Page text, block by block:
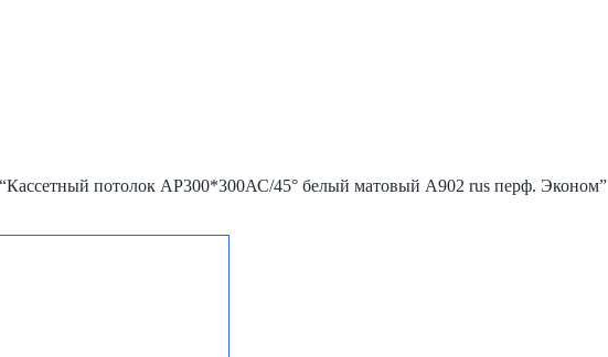
потолок AP300*300АС/45° белый матовый А902 rus перф. Эконом”